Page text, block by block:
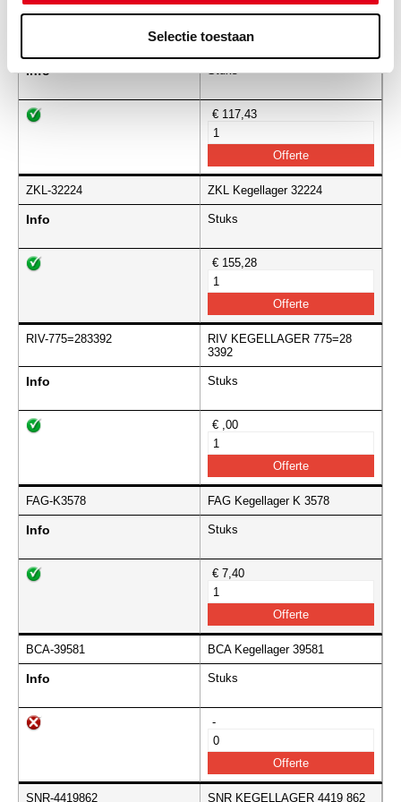
Selectie toestaanNTN Kegellager 32222 U
Info Stuks
€ 117,43
ZKL-32224 ZKL Kegellager 32224
Info Stuks
€ 155,28
RIV-775=283392
RIV KEGELLAGER 775=28
3392
Info Stuks
€ ,00
FAG-K3578 FAG Kegellager K 3578
Info Stuks
€ 7,40
BCA-39581 BCA Kegellager 39581
Info Stuks
-
SNR-4419862 SNR KEGELLAGER 4419 862